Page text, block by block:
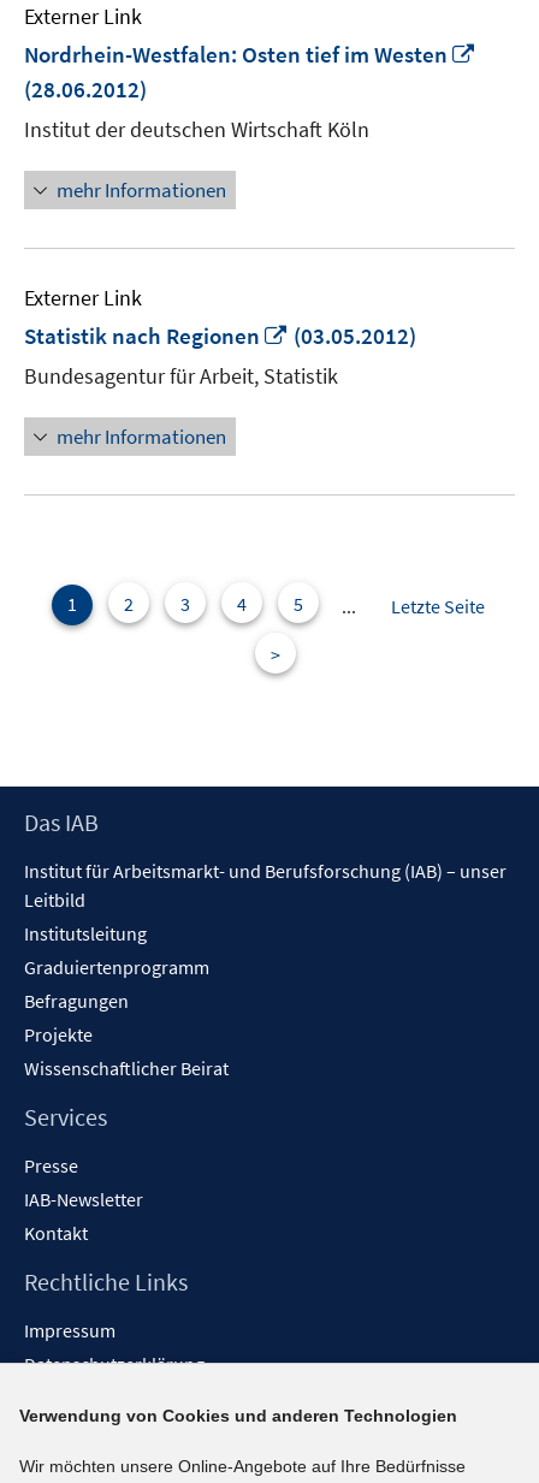
Externer Link
Nordrhein-Westfalen: Osten tief im Westen
(28.06.2012)
Institut der deutschen Wirtschaft Köln
mehr Informationen
Externer Link
Statistik nach Regionen
In
neuem
Fenster
(03.05.2012)
Bundesagentur für Arbeit, Statistik
mehr Informationen
1 2 3 4 5 ...
Letzte Seite
>
Footer
Das IAB
Institut für Arbeitsmarkt- und Berufsforschung (IAB) – unser
Leitbild
Institutsleitung
Graduiertenprogramm
Befragungen
Projekte
Wissenschaftlicher Beirat
Services
Presse
IAB-Newsletter
Kontakt
Rechtliche Links
Impressum
Datenschutzerklärung
Barrieren melden
Verwendung von Cookies und anderen Technologien
Wir möchten unsere Online-Angebote auf Ihre Bedürfnisse